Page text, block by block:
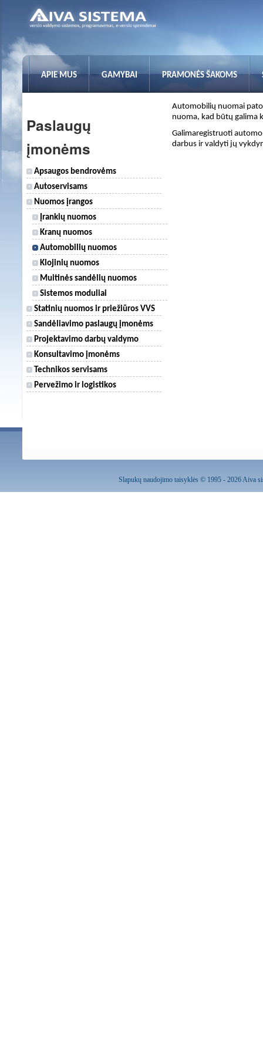
APIE MUS GAMYBAI PRAMONĖS ŠAKOMS
Paslaugų
įmonėms
Apsaugos bendrovėms
Autoservisams
Nuomos įrangos
Įrankių nuomos
Kranų nuomos
Automobilių nuomos
Klojinių nuomos
Muitinės sandėlių nuomos
Sistemos moduliai
Statinių nuomos ir priežiūros VVS
Sandėliavimo paslaugų įmonėms
Projektavimo darbų valdymo
Konsultavimo įmonėms
Technikos servisams
Pervežimo ir logistikos
Automobilių nuomai
nuoma, kad būtų galima
Galimaregistruoti
darbus ir valdyti jų
Slapukų naudojimo taisyklės© 1995 - 2026 Aiva